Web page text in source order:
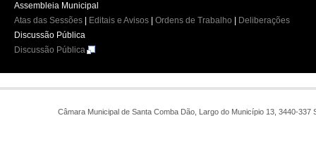
Assembleia Municipal
Atas das Sessões
Editais e Avisos Ordens de Trabalho
Deliberações
Discussão Pública
Discussão Pública
Câmara Municipal de Santa Comba Dão, Largo do Município 13, 3440-